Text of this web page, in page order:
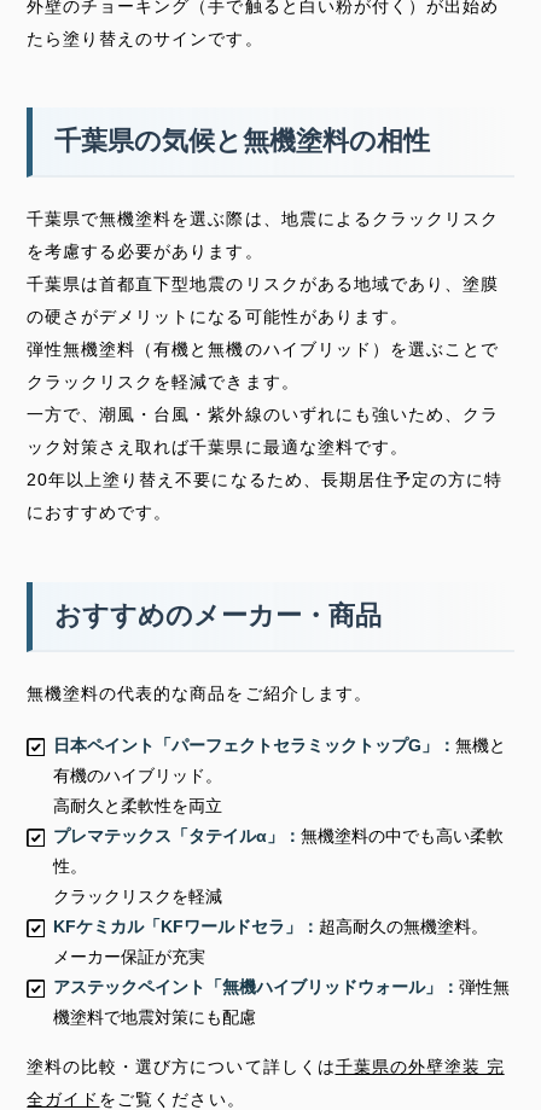
外壁のチョーキング（手で触ると白い粉が付く）が出始め
たら塗り替えのサインです。
千葉県の気候と無機塗料の相性
千葉県で無機塗料を選ぶ際は、地震によるクラックリスク
を考慮する必要があります。
千葉県は首都直下型地震のリスクがある地域であり、塗膜
の硬さがデメリットになる可能性があります。
弾性無機塗料（有機と無機のハイブリッド）を選ぶことで
クラックリスクを軽減できます。
一方で、潮風・台風・紫外線のいずれにも強いため、クラ
ック対策さえ取れば千葉県に最適な塗料です。
20年以上塗り替え不要になるため、長期居住予定の方に特
におすすめです。
おすすめのメーカー・商品
無機塗料の代表的な商品をご紹介します。
日本ペイント「パーフェクトセラミックトップG」： 無機と
有機のハイブリッド。
高耐久と柔軟性を両立
プレマテックス「タテイルα」： 無機塗料の中でも高い柔軟
性。
クラックリスクを軽減
KFケミカル「KFワールドセラ」： 超高耐久の無機塗料。
メーカー保証が充実
アステックペイント「無機ハイブリッドウォール」： 弾性無
機塗料で地震対策にも配慮
塗料の比較・選び方について詳しくは千葉県の外壁塗装 完
全ガイド をご覧ください。